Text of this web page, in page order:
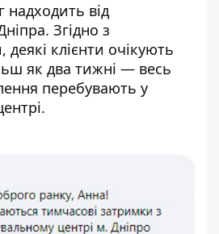
надходить від
Згідно з
клієнти очікують
як два тижні — весь
перебувають у